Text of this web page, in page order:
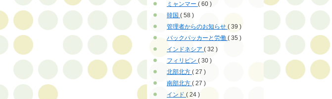
ミャンマー ( 60 )
韓国 ( 58 )
管理者からのお知らせ ( 39 )
バックパッカーと労働 ( 35 )
インドネシア ( 32 )
フィリピン ( 30 )
北部北方 ( 27 )
南部北方 ( 27 )
インド ( 24 )